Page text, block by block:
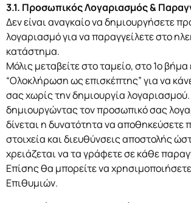
3.1. Προσωπικός Λογαριασμός &
Δεν είναι αναγκαίο να δημιουργήσετε
λογαριασμό για να παραγγείλετε στο
κατάστημα.
Μόλις μεταβείτε στο ταμείο, στο 1ο βήμα
“Ολοκλήρωση ως επισκέπτης” για να
σας χωρίς την δημιουργία
δημιουργώντας τον προσωπικό σας
δίνεται η δυνατότητα να αποθηκεύσετε
στοιχεία και διευθύνσεις αποστολής
χρειάζεται να τα γράφετε σε κάθε
Επίσης θα μπορείτε να
Επιθυμιών.